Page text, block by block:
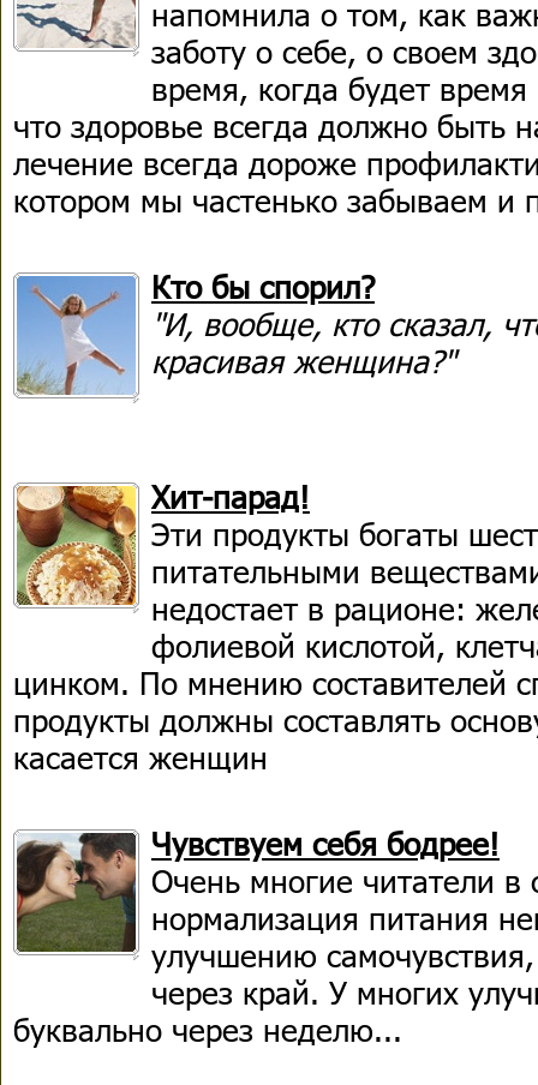
напомнила о том, как
заботу о себе, о своем
время, когда будет
что здоровье всегда должно быть
лечение всегда дороже
котором мы частенько забываем и
Кто бы спорил?
"И, вообще, кто сказал,
красивая женщина?"
Хит-парад!
Эти продукты богаты
питательными
недостает в рационе:
фолиевой кислотой,
цинком. По мнению составителей
продукты должны составлять
касается женщин
Чувствуем себя бодрее!
Очень многие читатели
нормализация питания
улучшению
через край. У многих
буквально через неделю...